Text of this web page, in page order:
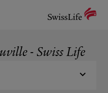
- Swiss Life